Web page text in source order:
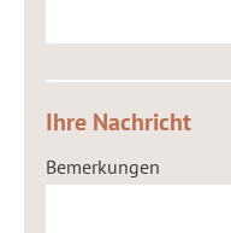
Ihre Nachricht
Bemerkungen